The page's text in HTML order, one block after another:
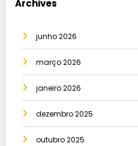
Archives
junho 2026
março 2026
janeiro 2026
dezembro 2025
outubro 2025